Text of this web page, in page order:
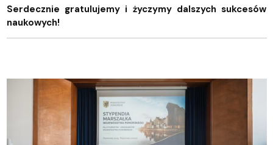
Serdecznie gratulujemy i życzymy dalszych sukcesów
naukowych!